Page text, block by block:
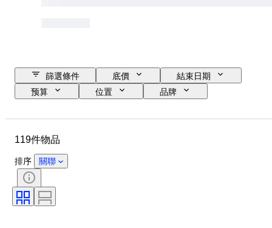
篩選條件 底價
結束日期
预算
位置
品牌
比例
鐵路公司
119件物品
排序 關聯